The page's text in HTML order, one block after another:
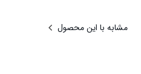
مشابه با این محصول